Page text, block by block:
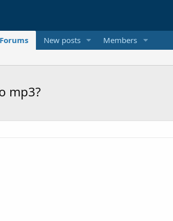
Forums New posts Members
mp3?